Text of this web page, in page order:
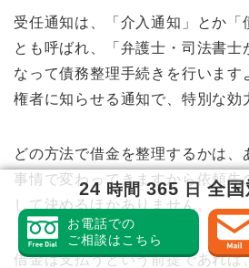
受任通知は、「介入通知」とか「
とも呼ばれ、「弁護士・司法書士
なって債務整理手続きを行います
権者に知らせる通知で、特別な効
どの方法で借金を整理するかは、
事情で変わってきますから依頼先
して決めるほかありません。
借金は支払うという前提であれば
24 時間365 日全
お電話での
ご相談はこちら